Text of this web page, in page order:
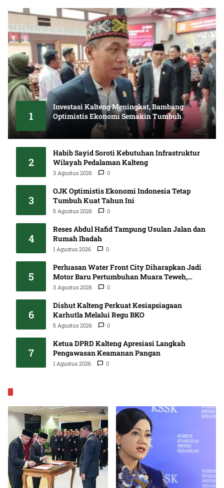
1
Investasi Kalteng Meningkat, Bambang
Optimistis Ekonomi Semakin Tumbuh
0
2
Habib Sayid Soroti Kebutuhan Infrastruktur
Wilayah Pedalaman Kalteng
3 Agustus 2026 0
3
OJK Optimistis Ekonomi Indonesia Tetap
Tumbuh Kuat Tahun Ini
5 Agustus 2026 0
4
Reses Abdul Hafid Tampung Usulan Jalan dan
Rumah Ibadah
1 Agustus 2026 0
5
Perluasan Water Front City Diharapkan Jadi
Motor Baru Pertumbuhan Muara Teweh,
DPRD Minta Proses Libatkan Masyarakat
3 Agustus 2026 0
6
Dishut Kalteng Perkuat Kesiapsiagaan
Karhutla Melalui Regu BKO
5 Agustus 2026 0
7
Ketua DPRD Kalteng Apresiasi Langkah
Pengawasan Keamanan Pangan
1 Agustus 2026 0